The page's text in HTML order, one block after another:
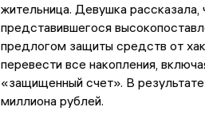
жительница. Девушка рассказала,
представившегося
предлогом защиты средств от
перевести все накопления,
«защищенный счет». В
миллиона рублей.